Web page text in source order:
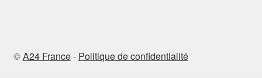
©A24 France- Politique de confidentialité